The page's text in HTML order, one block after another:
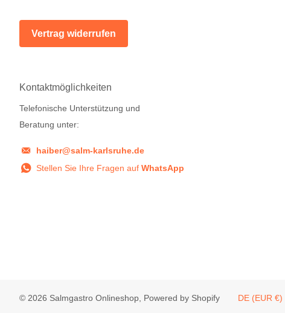
Vertrag widerrufen
Kontaktmöglichkeiten
Telefonische Unterstützung und
Beratung unter:
haiber@salm-karlsruhe.de
Stellen Sie Ihre Fragen auf WhatsApp
© 2026 Salmgastro Onlineshop, Powered by Shopify DE (EUR €)